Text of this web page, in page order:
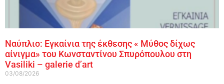
Ναύπλιο: Εγκαίνια της έκθεσης « Μύθος δίχως
αίνιγμα» του Κωνσταντίνου Σπυρόπουλου στη
Vasiliki – galerie d’art
03/08/2026